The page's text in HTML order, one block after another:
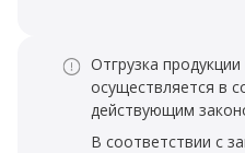
Отгрузка
осуществляется в
действующим
В соответствии с